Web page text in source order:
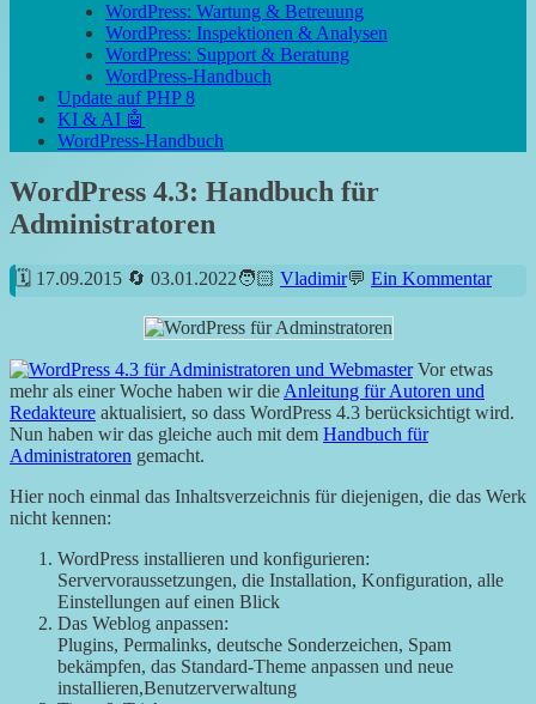
WordPress: Wartung & Betreuung
WordPress: Inspektionen & Analysen
WordPress: Support & Beratung
WordPress-Handbuch
Update auf PHP 8
KI & AI 🤖
WordPress-Handbuch
WordPress 4.3: Handbuch für
Administratoren
17.09.2015 03.01.2022 Vladimir Ein Kommentar
Vor etwas
mehr als einer Woche haben wir die Anleitung für Autoren und
Redakteure aktualisiert, so dass WordPress 4.3 berücksichtigt wird.
Nun haben wir das gleiche auch mit dem Handbuch für
Administratoren gemacht.
Hier noch einmal das Inhaltsverzeichnis für diejenigen, die das Werk
nicht kennen:
WordPress installieren und konfigurieren:
Servervoraussetzungen, die Installation, Konfiguration, alle
Einstellungen auf einen Blick
Das Weblog anpassen:
Plugins, Permalinks, deutsche Sonderzeichen, Spam
bekämpfen, das Standard-Theme anpassen und neue
installieren,Benutzerverwaltung